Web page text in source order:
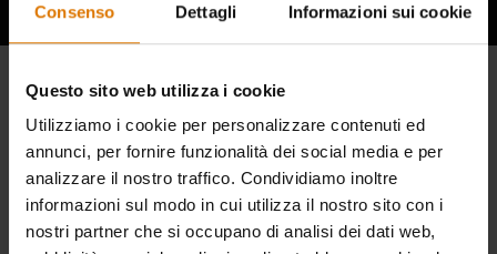
Consenso Dettagli Informazioni sui cookie
Questo sito web utilizza i cookie
Utilizziamo i cookie per personalizzare contenuti ed
annunci, per fornire funzionalità dei social media e per
analizzare il nostro traffico. Condividiamo inoltre
informazioni sul modo in cui utilizza il nostro sito con i
nostri partner che si occupano di analisi dei dati web,